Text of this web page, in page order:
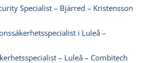
Specialist – Bjärred – Kristensson
i Luleå –
– Luleå – Combitech